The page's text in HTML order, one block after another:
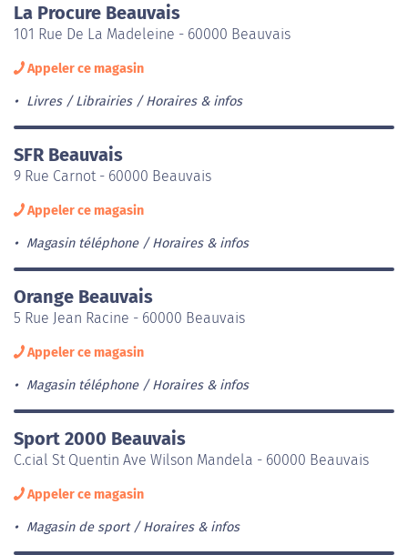
La Procure Beauvais
101 Rue De La Madeleine - 60000 Beauvais
Appeler ce magasin
Livres / Librairies Horaires & infos
SFR Beauvais
9 Rue Carnot - 60000 Beauvais
Appeler ce magasin
Magasin téléphone Horaires & infos
Orange Beauvais
5 Rue Jean Racine - 60000 Beauvais
Appeler ce magasin
Magasin téléphone Horaires & infos
Sport 2000 Beauvais
C.cial St Quentin Ave Wilson Mandela - 60000 Beauvais
Appeler ce magasin
Magasin de sport Horaires & infos